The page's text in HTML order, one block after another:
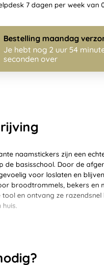
naamstickers zijn een
de basisschool. Door de
voor loslaten en
broodtrommels, bekers en
tool en ontvang ze razendsnel
7 dagen per week van
Bestelling maandag
Je hebt nog 2 uur 54
seconden over